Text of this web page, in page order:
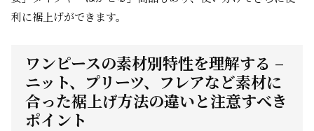
利に裾上げができます。
ワンピースの素材別特性を理解する –
ニット、プリーツ、フレアなど素材に
合った裾上げ方法の違いと注意すべき
ポイント